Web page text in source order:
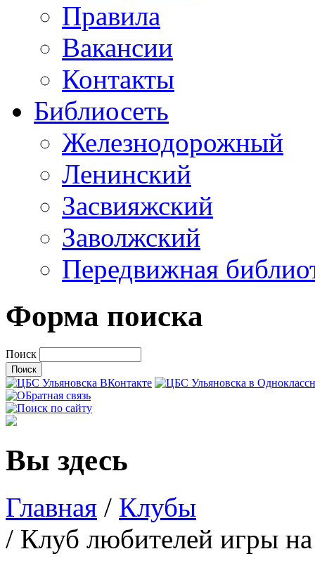
Правила
Вакансии
Контакты
Библиосеть
Железнодорожный
Ленинский
Засвияжский
Заволжский
Передвижная
Форма поиска
Поиск
Вы здесь
Главная / Клубы
/ Клуб любителей игры